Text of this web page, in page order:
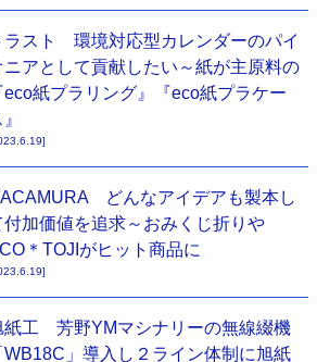
ラスト 環境対応型カレンダーのパイ
ニアとして貢献したい～紙が主原料の
eco紙プラリング』『eco紙プラケー
どんなアイデアも製本し
付加価値を追求～おみくじ折りや
＊TOJIがヒット商品に
紙工 芳野YMマシナリーの無線綴機
WB18C」導入し２ライン体制に旭紙